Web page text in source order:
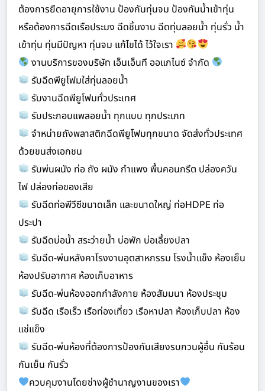
ต้องการยืดอายุการใช้งาน ป้องกันทุ่นจม ป้องกันน้ำเข้าทุ่น
หรือต้องการฉีดเรือประมง ฉีดชิ้นงาน ฉีดทุ่นลอยน้ำ ทุ่นรั่ว น้ำ
เข้าทุ่น ทุ่นมีปัญหา ทุ่นจม แก้ไขได้ ไว้ใจเรา
งานบริการของบริษัท เอ็นเอ็นที ออแกไนซ์ จำกัด
รับฉีดพียูโฟมใส่ทุ่นลอยน้ำ
รับงานฉีดพียูโฟมทั่วประเทศ
รับประกอบแพลอยน้ำ ทุกแบบ ทุกประเภท
จำหน่ายถังพลาสติกฉีดพียูโฟมทุกขนาด จัดส่งทั่วประเทศ
ด้วยขนส่งเอกชน
รับพ่นผนัง ท่อ ถัง ผนัง กำแพง พื้นคอนกรีต ปล่องควัน
ไฟ ปล่องท่อของเสีย
รับฉีดท่อพีวีซีขนาดเล็ก และขนาดใหญ่ ท่อHDPE ท่อ
ประปา
รับฉีดบ่อน้ำ สระว่ายน้ำ บ่อพัก บ่อเลี้ยงปลา
รับฉีด-พ่นหลังคาโรงงานอุตสาหกรรม โรงน้ำแข็ง ห้องเย็น
ห้องปรับอากาศ ห้องเก็บอาหาร
รับฉีด-พ่นห้องออกกำลังกาย ห้องสัมมนา ห้องประชุม
รับฉีด เรือเร็ว เรือท่องเที่ยว เรือหาปลา ห้องเก็บปลา ห้อง
แช่แข็ง
รับฉีด-พ่นห้องที่ต้องการป้องกันเสียงรบกวนผู้อื่น กันร้อน
กันเย็น กันรั่ว
ควบคุมงานโดยช่างผู้ชำนาญงานของเรา